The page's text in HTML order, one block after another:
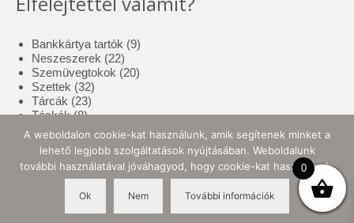
Bankkártya tartók 99
Neszeszerek 2222
termék
Szemüvegtokok 2020
Szettek 3232
termék
Tárcák 2323
termék
Táskák 88
termék
Tolltartók
termék
Tote bag
3
termék
Zsebkendő tartók 1010
termék
0
A weboldalon cookie-kat használunk, amik segítenek minket a
lehető legjobb szolgáltatások nyújtásában. Weboldalunk
további használatával jóváhagyod, hogy cookie-kat használjunk.
Ok Nem További információk